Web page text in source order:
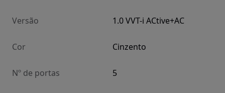
Versão 1.0 VVT-i ACtive+AC
Cor Cinzento
Nº de portas 5